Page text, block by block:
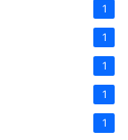
1
1
1
1
1